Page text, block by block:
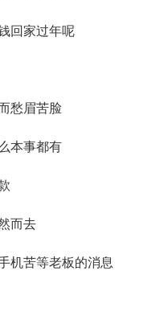
回家过年呢
愁眉苦脸
本事都有
而去
机苦等老板的消息